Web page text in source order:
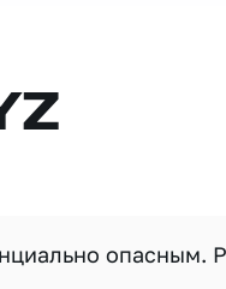
опасным.